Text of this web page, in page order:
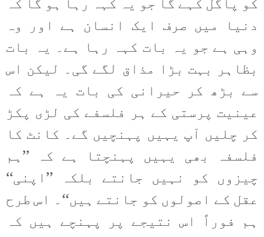
کو پاگل کہے گا جو یہ کہہ رہا ہو گا کہ
دنیا میں صرف ایک انسان ہے اور وہ
وہی ہے جو یہ بات کہہ رہا ہے۔ یہ بات
بظاہر بہت بڑا مذاق لگے گی۔ لیکن اس
سے بڑھ کر حیرانی کی بات یہ ہے کہ
عینیت پرستی کے ہر فلسفے کی لڑی پکڑ
کر چلیں آپ یہیں پہنچیں گے۔ کانٹ کا
فلسفہ بھی یہیں پہنچتا ہے کہ ’’ہم
چیزوں کو نہیں جانتے بلکہ ’’اپنی‘‘
عقل کے اصولوں کو جانتے ہیں‘‘۔ اس طرح
ہم فوراً اس نتیجے پر پہنچے ہیں کہ